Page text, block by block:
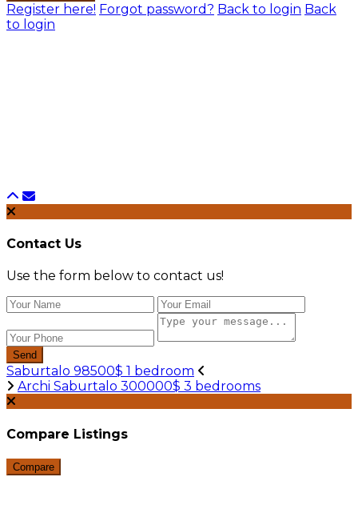
Register here! Forgot password? Back to login Back
to login
Contact Us
Use the form below to contact us!
Send
Saburtalo 98500$ 1 bedroom
Archi Saburtalo 300000$ 3 bedrooms
Compare Listings
Compare